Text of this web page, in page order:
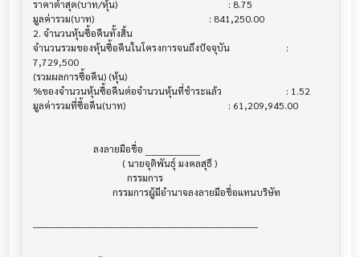
ราคาต่ำสุด(บาท/หุ้น)                      			 : 8.75
มูลค่ารวม(บาท)                          			 : 841,250.00
2. จำนวนหุ้นซื้อคืนทั้งสิ้น
จำนวนรวมของหุ้นซื้อคืนในโครงการจนถึงปัจจุบัน 			 :
7,729,500
(รวมผลการซื้อคืน) (หุ้น)
%ของจำนวนหุ้นซื้อคืนต่อจำนวนหุ้นที่ชำระแล้ว      			 : 1.52
มูลค่ารวมที่ซื้อคืน(บาท)                     			 : 61,209,945.00